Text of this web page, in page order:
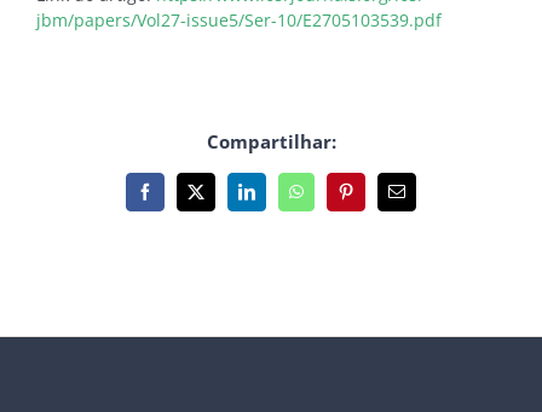
jbm/papers/Vol27-issue5/Ser-10/E2705103539.pdf
Compartilhar:
Facebook
X LinkedInWhatsAppPinterest
E-
mail